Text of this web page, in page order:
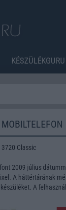
KÉSZÜLÉKGURU
Classic
2009 július
A háttértárának
A